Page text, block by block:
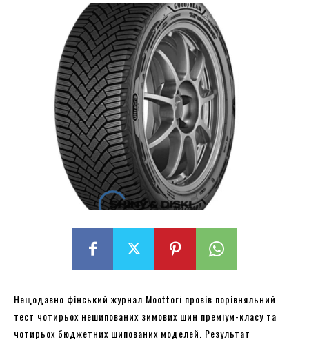
Нещодавно фінський журнал Moottori провів порівняльний
тест чотирьох нешипованих зимових шин преміум-класу та
чотирьох бюджетних шипованих моделей. Результат